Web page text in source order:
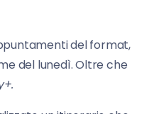
del format,
del lunedì. Oltre che